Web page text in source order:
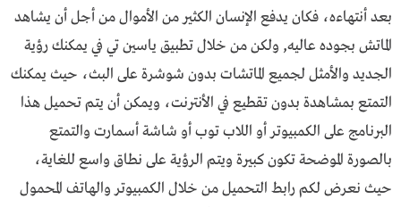
بعد أنتهاءه، فكان يدفع الإنسان الكثير من الأموال من أجل أن يشاهد
الماتش بجوده عاليه, ولكن من خلال تطبيق ياسين تي في يمكنك رؤية
الجديد والأمثل لجميع الماتشات بدون شوشرة على البث، حيث يمكنك
التمتع بمشاهدة بدون تقطيع في الأنترنت، ويمكن أن يتم تحميل هذا
البرنامج على الكمبيوتر أو اللاب توب أو شاشة أسمارت والتمتع
بالصورة الموضحة تكون كبيرة ويتم الرؤية على نطاق واسع للغاية،
حيث نعرض لكم رابط التحميل من خلال الكمبيوتر والهاتف المحمول